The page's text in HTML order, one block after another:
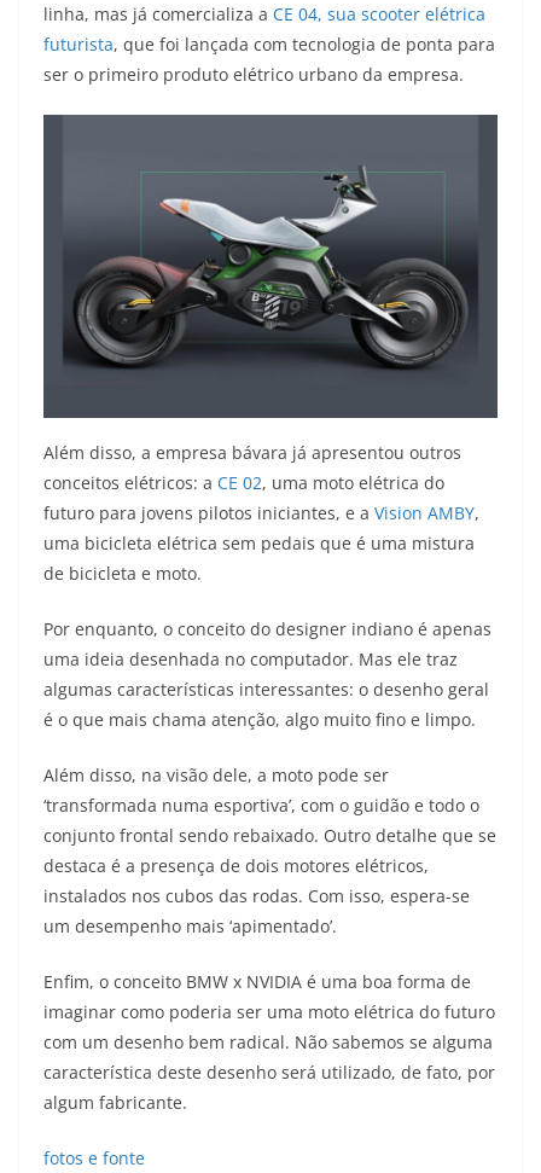
linha, mas já comercializa a CE 04, sua scooter elétrica
futurista, que foi lançada com tecnologia de ponta para
ser o primeiro produto elétrico urbano da empresa.
Além disso, a empresa bávara já apresentou outros
conceitos elétricos: a CE 02, uma moto elétrica do
futuro para jovens pilotos iniciantes, e a Vision AMBY,
uma bicicleta elétrica sem pedais que é uma mistura
de bicicleta e moto.
Por enquanto, o conceito do designer indiano é apenas
uma ideia desenhada no computador. Mas ele traz
algumas características interessantes: o desenho geral
é o que mais chama atenção, algo muito fino e limpo.
Além disso, na visão dele, a moto pode ser
‘transformada numa esportiva’, com o guidão e todo o
conjunto frontal sendo rebaixado. Outro detalhe que se
destaca é a presença de dois motores elétricos,
instalados nos cubos das rodas. Com isso, espera-se
um desempenho mais ‘apimentado’.
Enfim, o conceito BMW x NVIDIA é uma boa forma de
imaginar como poderia ser uma moto elétrica do futuro
com um desenho bem radical. Não sabemos se alguma
característica deste desenho será utilizado, de fato, por
algum fabricante.
fotos e fonte